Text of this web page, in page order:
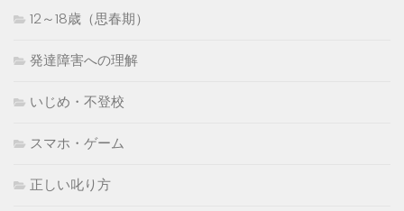
12～18歳（思春期）
発達障害への理解
いじめ・不登校
スマホ・ゲーム
正しい叱り方